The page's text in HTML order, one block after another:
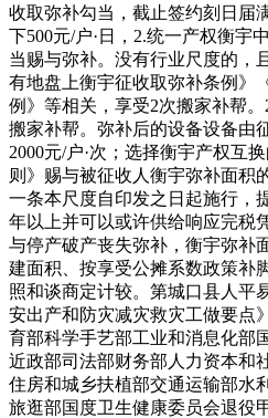
收取弥补勾当，截止签约刻日届
下500元/户·日，2.统一产权衡宇
当赐与弥补。没有行业尺度的，
有地盘上衡宇征收取弥补条例》
例》等相关，享受2次搬家补帮
搬家补帮。弥补后的设备设备由
2000元/户·次；选择衡宇产权互
则》赐与被征收人衡宇弥补面积
一条本尺度自印发之日起施行，
年以上并可以或许供给响应完税
与停产破产丧失弥补，衡宇弥补
建面积、按享受公摊系数政策补
照和谈商定计较。第城口县人平
安出产和防灾减灾救灾工做要点
育部科学手艺部工业和消息化部
近政部司法部财务部人力资本和
住房和城乡扶植部交通运输部水
旅逛部国度卫生健康委员会退役